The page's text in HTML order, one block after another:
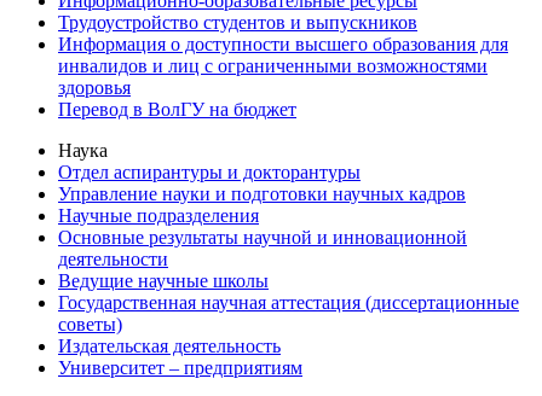
Трудоустройство студентов и выпускников
Информация о доступности высшего образования для
инвалидов и лиц с ограниченными возможностями
здоровья
Перевод в ВолГУ на бюджет
Наука
Отдел аспирантуры и докторантуры
Управление науки и подготовки научных кадров
Научные подразделения
Основные результаты научной и инновационной
деятельности
Ведущие научные школы
Государственная научная аттестация (диссертационные
советы)
Издательская деятельность
Университет – предприятиям